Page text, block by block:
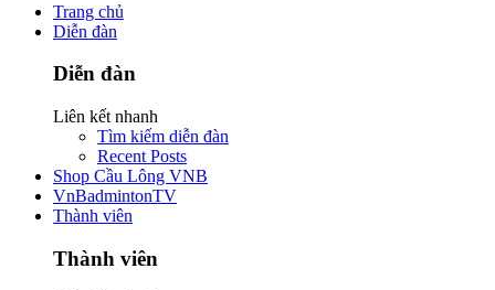
Trang chủ
Diễn đàn
Diễn đàn
Liên kết nhanh
Tìm kiếm diễn đàn
Recent Posts
Shop Cầu Lông VNB
VnBadmintonTV
Thành viên
Thành viên